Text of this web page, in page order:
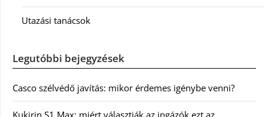
Utazási tanácsok
Legutóbbi bejegyzések
Casco szélvédő javítás: mikor érdemes igénybe venni?
Kukirin S1 Max: miért választják az ingázók ezt az